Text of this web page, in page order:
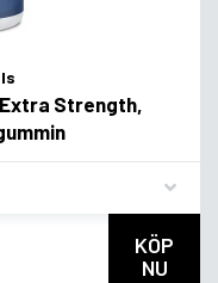
Strength,
KÖP
NU